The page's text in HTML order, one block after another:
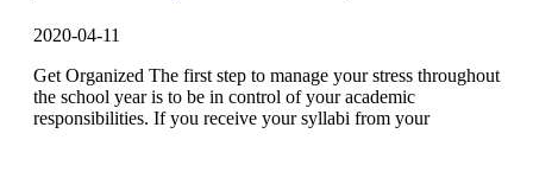
2020-04-11
Get Organized The first step to manage your stress throughout
the school year is to be in control of your academic
responsibilities. If you receive your syllabi from your